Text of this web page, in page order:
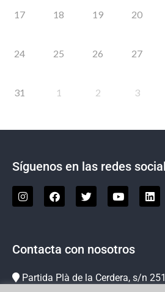
17 18 19 20
24 25 26 27
31 1 2 3
Síguenos en las redes
Contacta con nosotros
Partida Plà de la Cerdera, s/n